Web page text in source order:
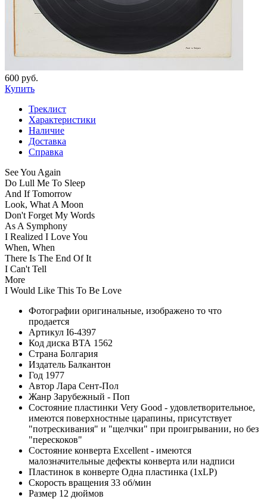
600 руб.
Купить
Треклист
Характеристики
Наличие
Доставка
Справка
See You Again
Do Lull Me To Sleep
And If Tomorrow
Look, What A Moon
Don't Forget My Words
As A Symphony
I Realized I Love You
When, When
There Is The End Of It
I Can't Tell
More
I Would Like This To Be Love
Фотографии оригинальные, изображено то что
продается
Артикул I6-4397
Код диска ВТА 1562
Страна Болгария
Издатель Балкантон
Год 1977
Автор Лара Сент-Пол
Жанр Зарубежный - Поп
Состояние пластинки Very Good - удовлетворительное,
имеются поверхностные царапины, присутствует
"потрескивания" и "щелчки" при проигрывании, но без
"перескоков"
Состояние конверта Excellent - имеются
малозначительные дефекты конверта или надписи
Пластинок в конверте Одна пластинка (1xLP)
Скорость вращения 33 об/мин
Размер 12 дюймов